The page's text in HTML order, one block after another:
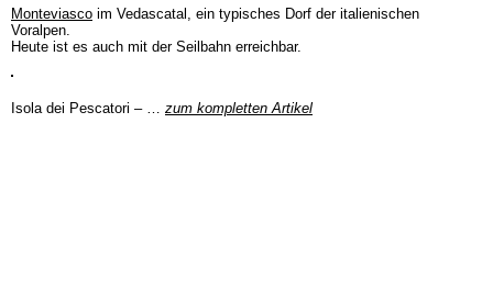
Monteviasco im Vedascatal, ein typisches Dorf der italienischen
Voralpen.
Heute ist es auch mit der Seilbahn erreichbar.
Isola dei Pescatori – … zum kompletten Artikel